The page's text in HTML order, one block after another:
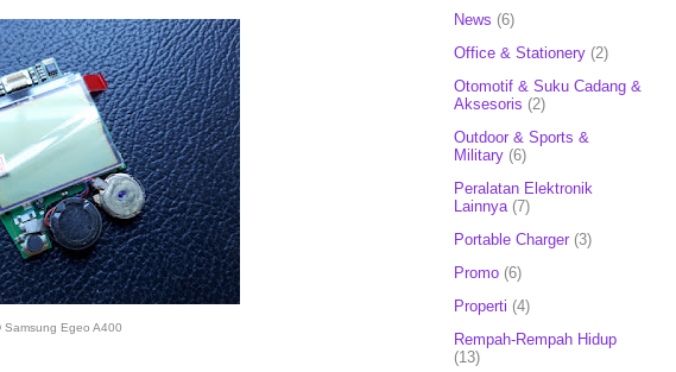
Samsung Egeo A400
News (6)
Office & Stationery (2)
Otomotif & Suku Cadang &
Aksesoris (2)
Outdoor & Sports &
Military (6)
Peralatan Elektronik
Lainnya (7)
Portable Charger (3)
Promo (6)
Properti (4)
Rempah-Rempah Hidup
(13)